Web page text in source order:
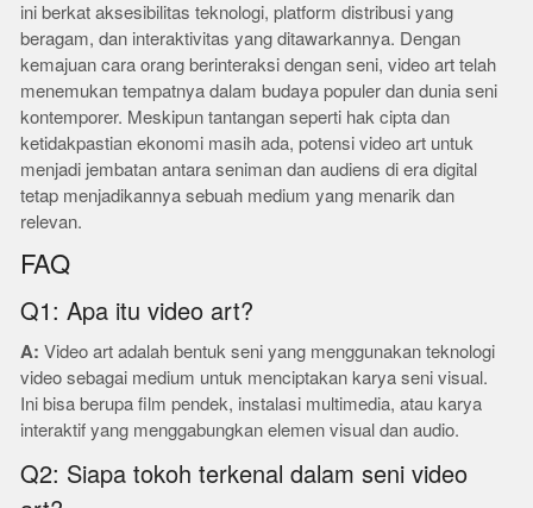
ini berkat aksesibilitas teknologi, platform distribusi yang
beragam, dan interaktivitas yang ditawarkannya. Dengan
kemajuan cara orang berinteraksi dengan seni, video art telah
menemukan tempatnya dalam budaya populer dan dunia seni
kontemporer. Meskipun tantangan seperti hak cipta dan
ketidakpastian ekonomi masih ada, potensi video art untuk
menjadi jembatan antara seniman dan audiens di era digital
tetap menjadikannya sebuah medium yang menarik dan
relevan.
FAQ
Q1: Apa itu video art?
A: Video art adalah bentuk seni yang menggunakan teknologi
video sebagai medium untuk menciptakan karya seni visual.
Ini bisa berupa film pendek, instalasi multimedia, atau karya
interaktif yang menggabungkan elemen visual dan audio.
Q2: Siapa tokoh terkenal dalam seni video